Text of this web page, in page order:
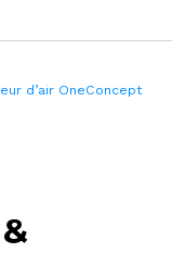
d’air OneConcept